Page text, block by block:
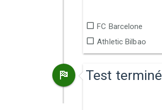
FC Barcelone
Athletic Bilbao
Test terminé